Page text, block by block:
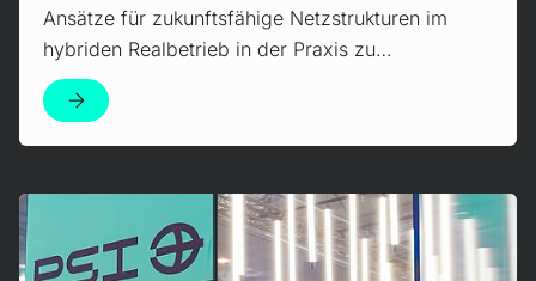
Ansätze für zukunftsfähige Netzstrukturen im
hybriden Realbetrieb in der Praxis zu…